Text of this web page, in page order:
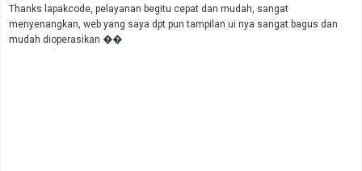
Thanks lapakcode, pelayanan begitu cepat dan mudah, sangat
menyenangkan, web yang saya dpt pun tampilan ui nya sangat bagus dan
mudah dioperasikan ��